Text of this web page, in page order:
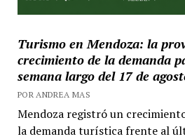
Turismo en Mendoza: la
crecimiento de la demanda
semana largo del 17 de
POR ANDREA MAS
Mendoza registró un
la demanda turística frente al